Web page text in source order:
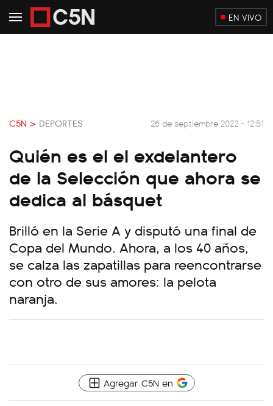
EN VIVO
C5N > DEPORTES 26 de septiembre 2022 - 12:51
Quién es el el exdelantero
de la Selección que ahora se
dedica al básquet
Brilló en la Serie A y disputó una final de
Copa del Mundo. Ahora, a los 40 años,
se calza las zapatillas para reencontrarse
con otro de sus amores: la pelota
naranja.
Agregar C5N en